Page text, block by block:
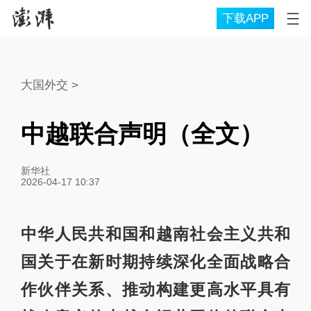
下载APP
大国外交 >
中越联合声明（全文）
新华社
2026-04-17 10:37
中华人民共和国和越南社会主义共和
国关于在新时期持续深化全面战略合
作伙伴关系、推动构建更高水平具有